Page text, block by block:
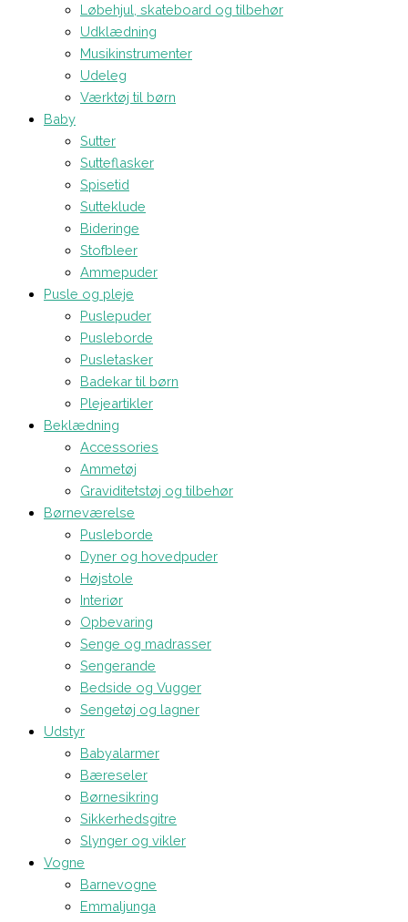
Løbehjul, skateboard og tilbehør
Udklædning
Musikinstrumenter
Udeleg
Værktøj til børn
Baby
Sutter
Sutteflasker
Spisetid
Sutteklude
Bideringe
Stofbleer
Ammepuder
Pusle og pleje
Puslepuder
Pusleborde
Pusletasker
Badekar til børn
Plejeartikler
Beklædning
Accessories
Ammetøj
Graviditetstøj og tilbehør
Børneværelse
Pusleborde
Dyner og hovedpuder
Højstole
Interiør
Opbevaring
Senge og madrasser
Sengerande
Bedside og Vugger
Sengetøj og lagner
Udstyr
Babyalarmer
Bæreseler
Børnesikring
Sikkerhedsgitre
Slynger og vikler
Vogne
Barnevogne
Emmaljunga